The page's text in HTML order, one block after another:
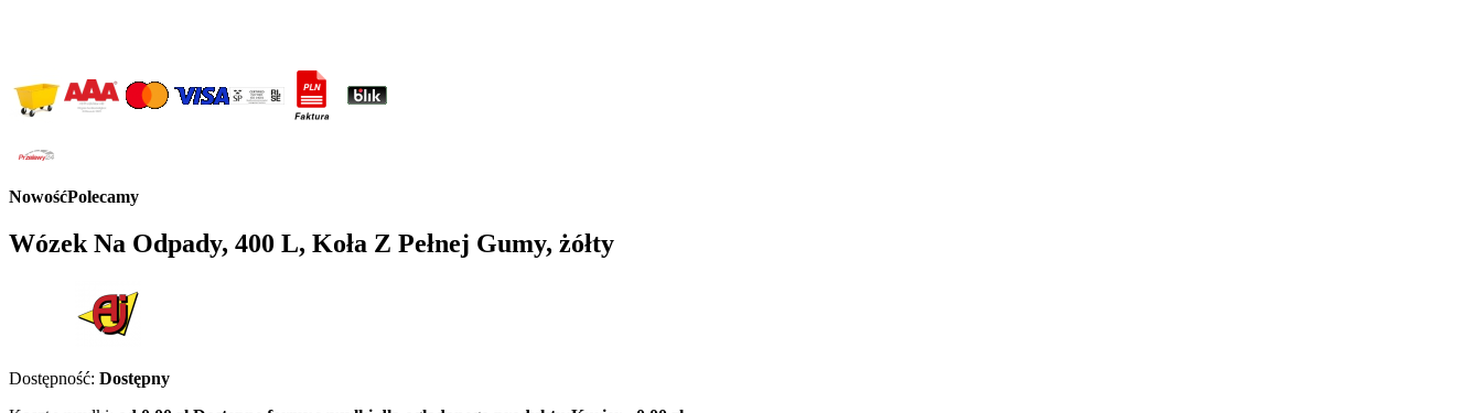
NowośćPolecamy
Wózek Na Odpady, 400 L, Koła Z Pełnej Gumy, żółty
Dostępność: Dostępny